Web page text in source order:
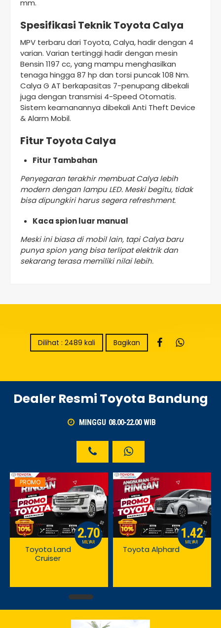
mm.
Spesifikasi Teknik Toyota Calya
MPV terbaru dari Toyota, Calya, hadir dengan 4
varian. Varian tertinggi hadir dengan mesin
Bensin 1197 cc, yang mampu menghasilkan
tenaga hingga 87 hp dan torsi puncak 108 Nm.
Calya G AT berkapasitas 7-penupang dibekali
juga dengan transmisi 4-Speed Otomatis.
Sistem keamanannya dibekali Anti Theft Device
& Alarm Mobil.
Fitur Toyota Calya
Fitur Tambahan
Penyegaran terakhir membuat Calya lebih
modern dengan lampu LED. Meski begitu, tidak
bisa dipungkiri harus segera refreshment.
Kaca spion luar manual
Meski ini biasa di mobil lain, tapi Calya baru
punya spion yang bisa terlipat elektrik dan
sekarang terasa memiliki nilai lebih.
Dilihat : 2489 kali Bagikan
Dealer Resmi Toyota Bandung
MINGGU 08.00-22.00WIB
PROMO
2.70
MILYAR
Toyota Land
Cruiser
1.42
MILYAR
Toyota Alphard